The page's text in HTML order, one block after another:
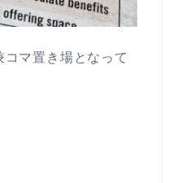
マ置き場となって